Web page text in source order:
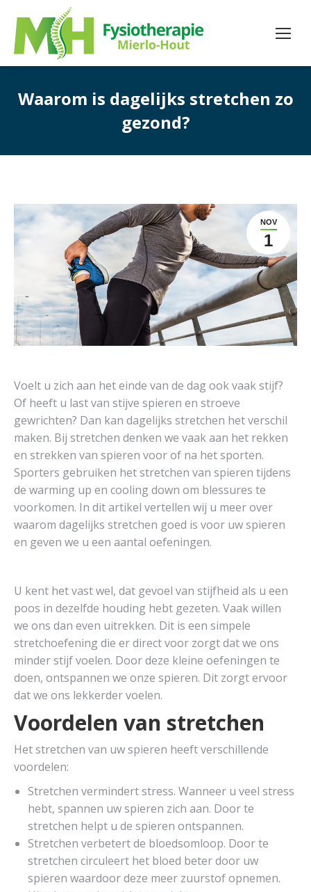
Waarom is dagelijks stretchen zo
gezond?
NOV
1
Voelt u zich aan het einde van de dag ook vaak stijf?
Of heeft u last van stijve spieren en stroeve
gewrichten? Dan kan dagelijks stretchen het verschil
maken. Bij stretchen denken we vaak aan het rekken
en strekken van spieren voor of na het sporten.
Sporters gebruiken het stretchen van spieren tijdens
de warming up en cooling down om blessures te
voorkomen. In dit artikel vertellen wij u meer over
waarom dagelijks stretchen goed is voor uw spieren
en geven we u een aantal oefeningen.
U kent het vast wel, dat gevoel van stijfheid als u een
poos in dezelfde houding hebt gezeten. Vaak willen
we ons dan even uitrekken. Dit is een simpele
stretchoefening die er direct voor zorgt dat we ons
minder stijf voelen. Door deze kleine oefeningen te
doen, ontspannen we onze spieren. Dit zorgt ervoor
dat we ons lekkerder voelen.
Voordelen van stretchen
Het stretchen van uw spieren heeft verschillende
voordelen:
Stretchen vermindert stress. Wanneer u veel stress
hebt, spannen uw spieren zich aan. Door te
stretchen helpt u de spieren ontspannen.
Stretchen verbetert de bloedsomloop. Door te
stretchen circuleert het bloed beter door uw
spieren waardoor deze meer zuurstof opnemen.